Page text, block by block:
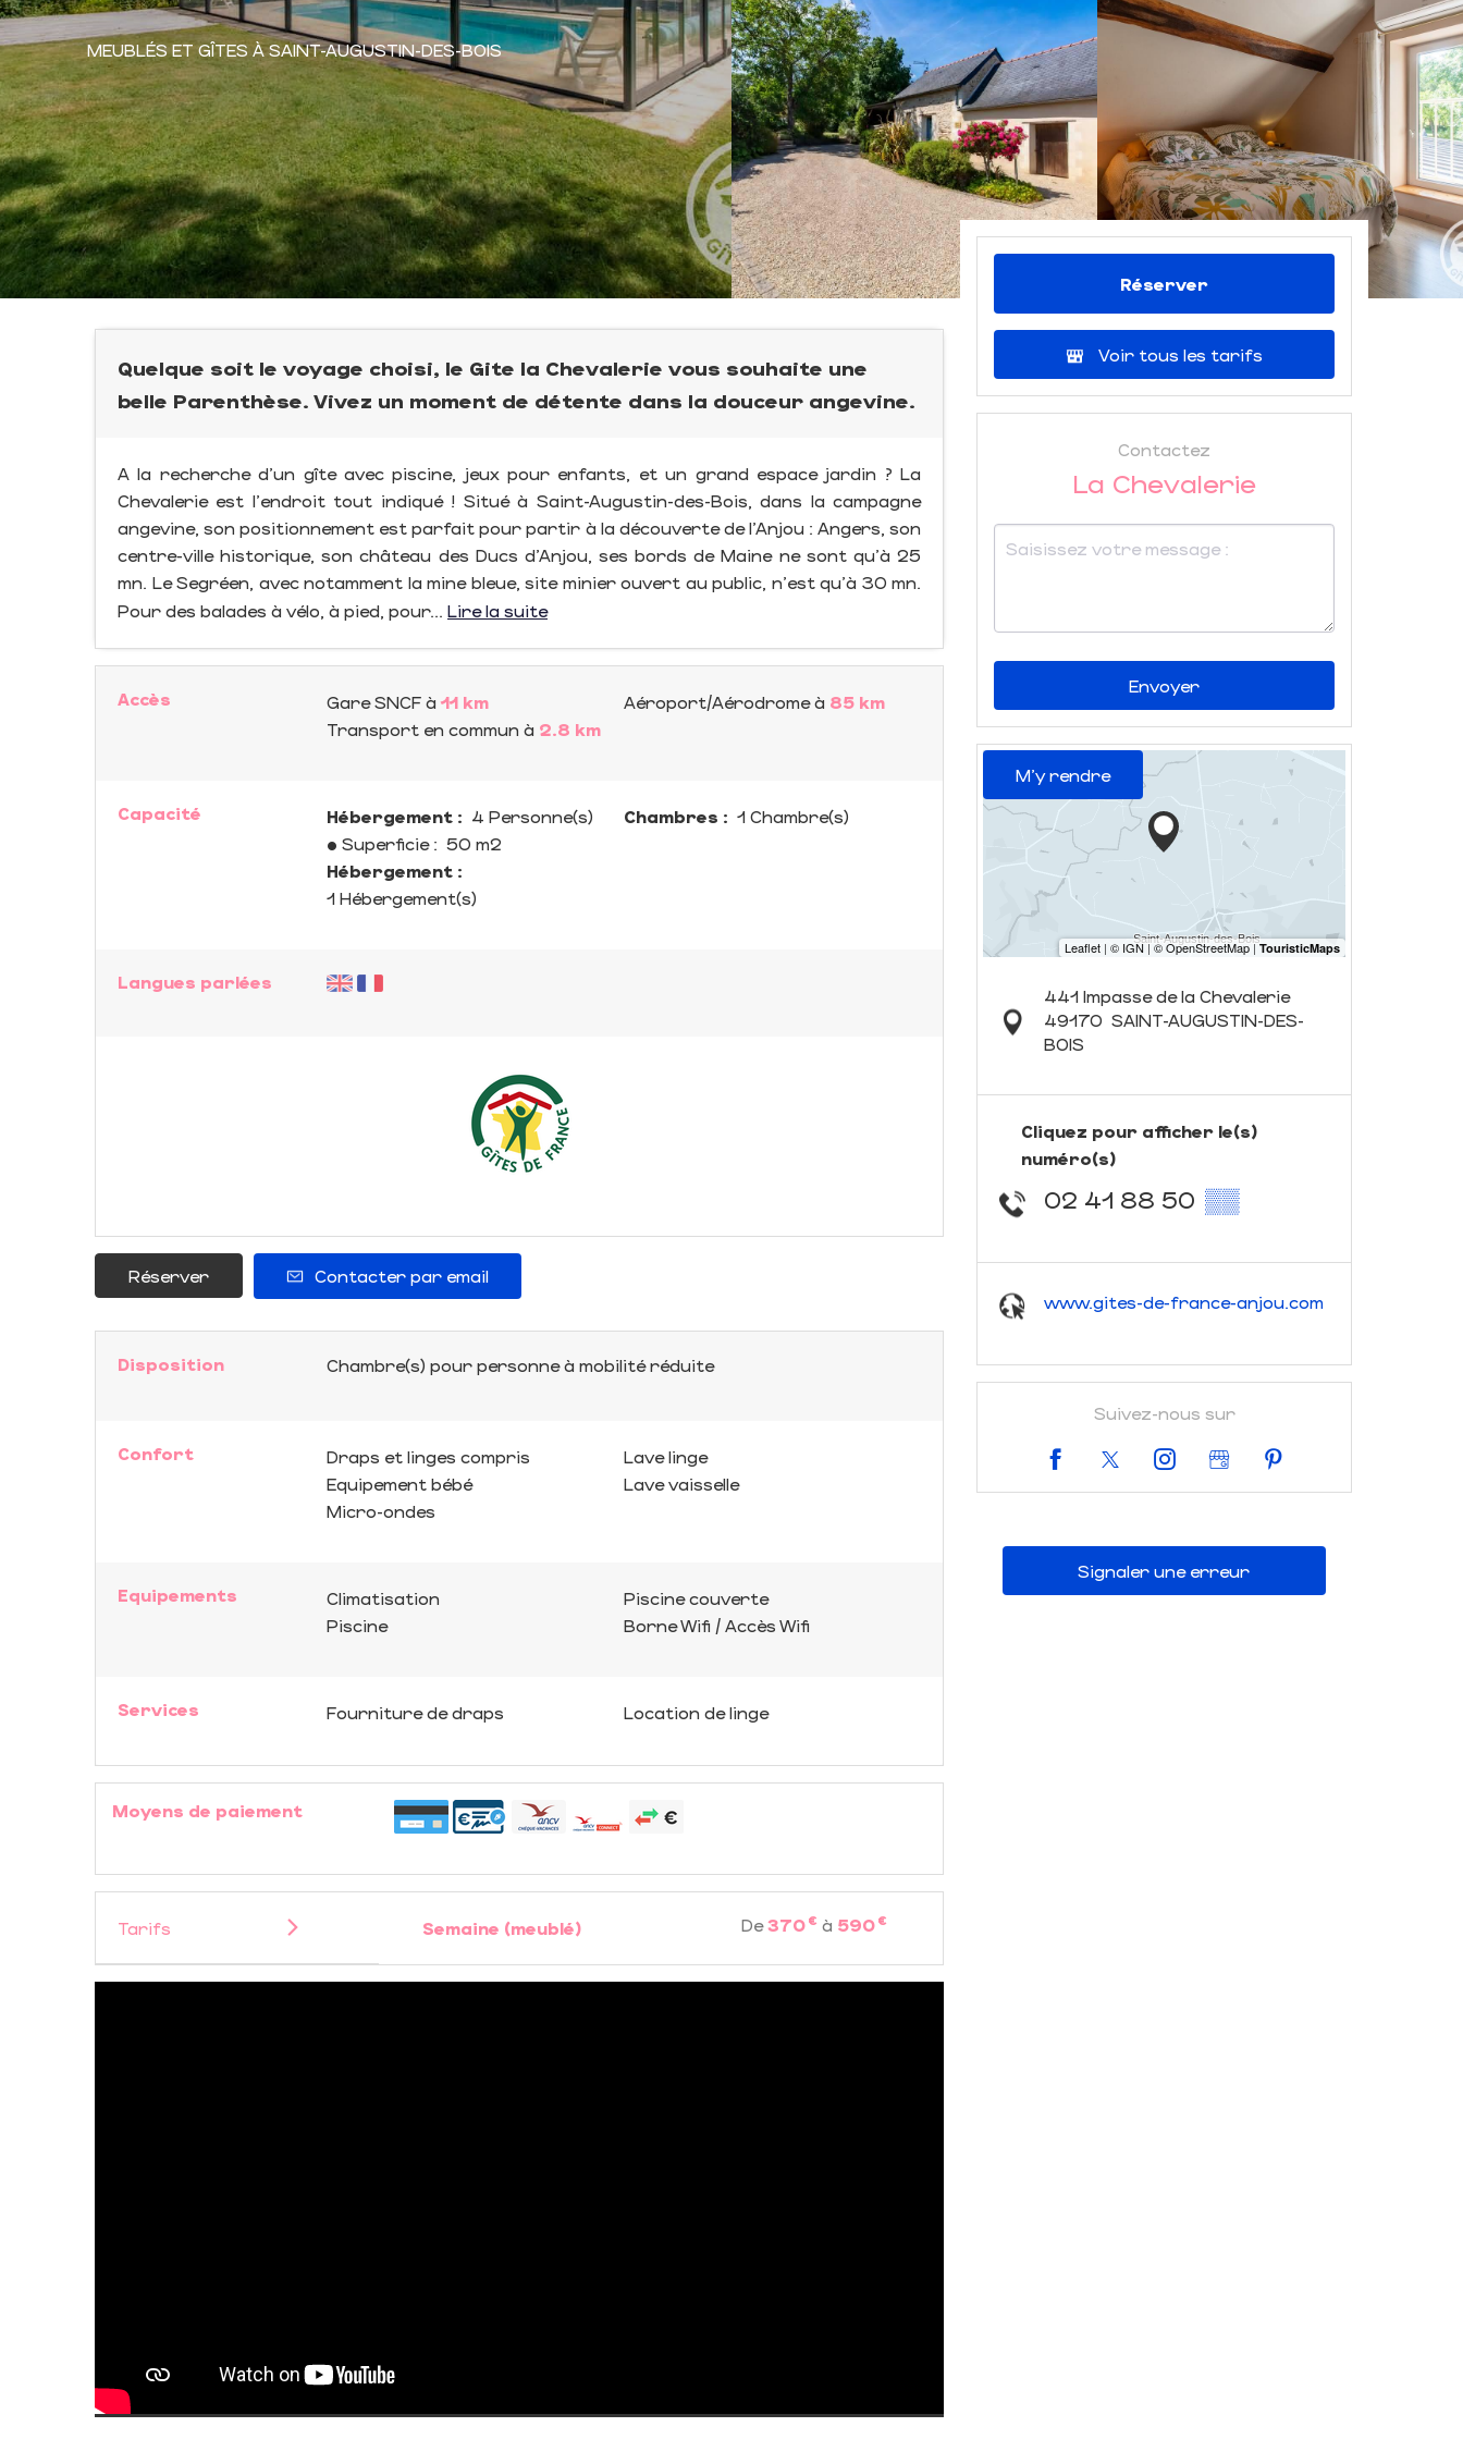
MEUBLÉS ET GÎTES À SAINT-AUGUSTIN-DES-BOIS
Quelque soit le voyage choisi, le Gite la Chevalerie vous souhaite une
belle Parenthèse. Vivez un moment de détente dans la douceur angevine.
A la recherche d'un gîte avec piscine, jeux pour enfants, et un grand espace jardin ? La
Chevalerie est l'endroit tout indiqué ! Situé à Saint-Augustin-des-Bois, dans la campagne
angevine, son positionnement est parfait pour partir à la découverte de l'Anjou : Angers, son
centre-ville historique, son château des Ducs d'Anjou, ses bords de Maine ne sont qu'à 25
mn. Le Segréen, avec notamment la mine bleue, site minier ouvert au public, n'est qu'à 30 mn.
Pour des balades à vélo, à pied, pour... Lire la suite
Accès Gare SNCF à 11 km Aéroport/Aérodromeà 85 km
Transport en commun à 2.8 km
Capacité Hébergement : 4 Personne(s)
• Superficie : 50 m2
Chambres : 1 Chambre(s)
Hébergement :
1 Hébergement(s)
Langues parlées
Réserver Contacter par email
Disposition Chambre(s) pour personne à mobilité réduite
Confort
Draps et linges compris
Equipement bébé
Micro-ondes
Lave linge
Lave vaisselle
Equipements
Climatisation
Piscine
Piscine couverte
Borne Wifi / Accès Wifi
Services Fourniture de draps Location de linge
Moyens de paiement
Tarifs Semaine (meublé) De370 € à 590 €
Réserver
Voir tous les tarifs
Contactez
La Chevalerie
Envoyer
M'y rendre
441 Impasse de la Chevalerie
49170 SAINT-AUGUSTIN-DES-
BOIS
Cliquez pour afficher le(s)
numéro(s)
02 41 88 50 ▒▒
www.gites-de-france-anjou.com
Suivez-nous sur
Signaler une erreur